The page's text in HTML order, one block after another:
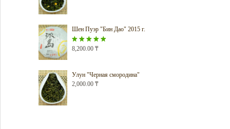
Шен Пуэр "Бин Дао" 2015 г.
Оценка5.00
8,200.00 ₸
Улун "Черная смородина"
2,000.00 ₸